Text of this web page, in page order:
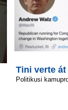
Tini verte
Politikusi